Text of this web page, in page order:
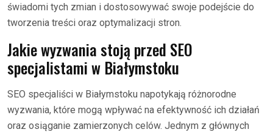
świadomi tych zmian i dostosowywać swoje podejście do
tworzenia treści oraz optymalizacji stron.
Jakie wyzwania stoją przed SEO
specjalistami w Białymstoku
SEO specjaliści w Białymstoku napotykają różnorodne
wyzwania, które mogą wpływać na efektywność ich działań
oraz osiąganie zamierzonych celów. Jednym z głównych